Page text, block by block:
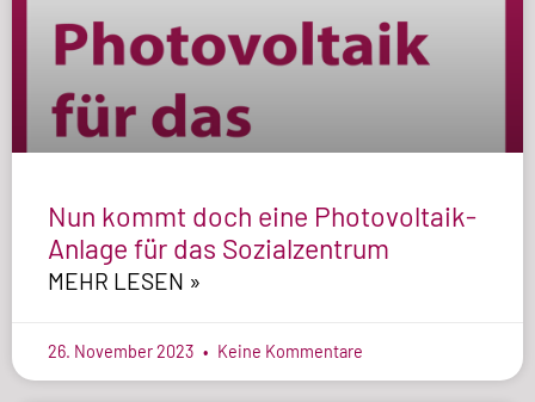
Nun kommt doch eine Photovoltaik-
Anlage für das Sozialzentrum
MEHR LESEN »
26. November 2023 Keine Kommentare